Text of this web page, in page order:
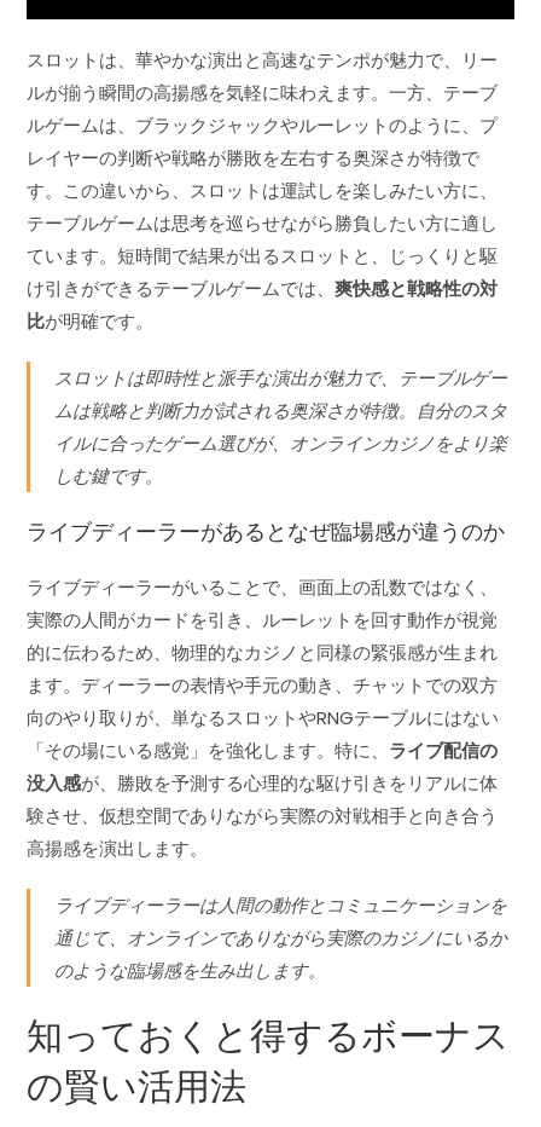
スロットは、華やかな演出と高速なテンポが魅力で、リー
ルが揃う瞬間の高揚感を気軽に味わえます。一方、テーブ
ルゲームは、ブラックジャックやルーレットのように、プ
レイヤーの判断や戦略が勝敗を左右する奥深さが特徴で
す。この違いから、スロットは運試しを楽しみたい方に、
テーブルゲームは思考を巡らせながら勝負したい方に適し
ています。短時間で結果が出るスロットと、じっくりと駆
け引きができるテーブルゲームでは、爽快感と戦略性の対
比が明確です。
スロットは即時性と派手な演出が魅力で、テーブルゲー
ムは戦略と判断力が試される奥深さが特徴。自分のスタ
イルに合ったゲーム選びが、オンラインカジノをより楽
しむ鍵です。
ライブディーラーがあるとなぜ臨場感が違うのか
ライブディーラーがいることで、画面上の乱数ではなく、
実際の人間がカードを引き、ルーレットを回す動作が視覚
的に伝わるため、物理的なカジノと同様の緊張感が生まれ
ます。ディーラーの表情や手元の動き、チャットでの双方
向のやり取りが、単なるスロットやRNGテーブルにはない
「その場にいる感覚」を強化します。特に、 ライブ配信の
没入感が、勝敗を予測する心理的な駆け引きをリアルに体
験させ、仮想空間でありながら実際の対戦相手と向き合う
高揚感を演出します。
ライブディーラーは人間の動作とコミュニケーションを
通じて、オンラインでありながら実際のカジノにいるか
のような臨場感を生み出します。
知っておくと得するボーナス
の賢い活用法